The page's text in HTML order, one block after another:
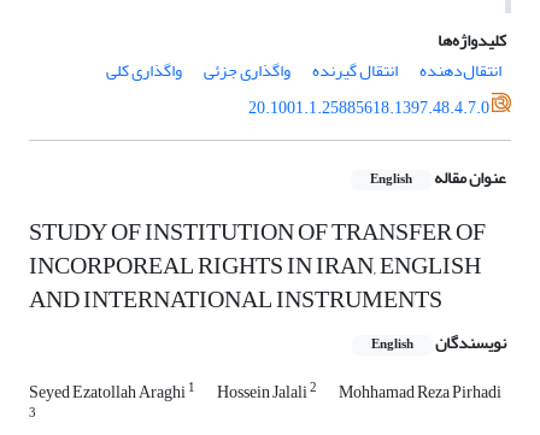
کلیدواژه‌ها
انتقال‌دهنده
انتقال گیرنده واگذاری جزئی
واگذاری کلی
20.1001.1.25885618.1397.48.4.7.0
عنوان مقاله English
STUDY OF INSTITUTION OF TRANSFER OF
INCORPOREAL RIGHTS IN IRAN, ENGLISH
AND INTERNATIONAL INSTRUMENTS
نویسندگان English
Seyed Ezatollah Araghi1 Hossein Jalali2 Mohhamad Reza Pirhadi
3